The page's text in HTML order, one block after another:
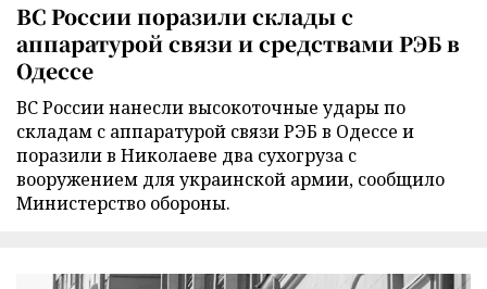
ВС России поразили склады с
аппаратурой связи и средствами РЭБ в
Одессе
ВС России нанесли высокоточные удары по
складам с аппаратурой связи РЭБ в Одессе и
поразили в Николаеве два сухогруза с
вооружением для украинской армии, сообщило
Министерство обороны.